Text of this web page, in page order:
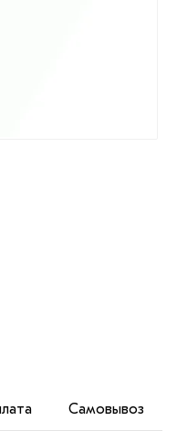
Самовывоз
80 на профилегибочных